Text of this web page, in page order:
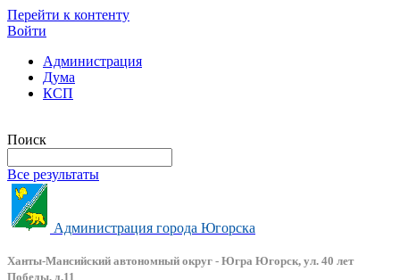
Перейти к контенту
Войти
Администрация
Дума
КСП
Поиск
Все результаты
Администрация города Югорска
Ханты-Мансийский автономный округ - Югра Югорск, ул. 40 лет
Победы, д.11